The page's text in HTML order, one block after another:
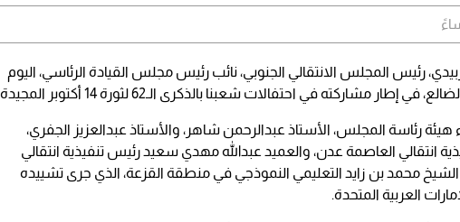
رئيس المجلس الانتقالي الجنوبي، نائب رئيس مجلس القيادة الرئاسي، اليوم
مشاركته في احتفالات شعبنا بالذكرى الـ62 لثورة 14 أكتوبر المجيدة.
هيئة رئاسة المجلس، الأستاذ عبدالرحمن شاهر، والأستاذ عبدالعزيز الجفري،
انتقالي العاصمة عدن، والعميد عبدالله مهدي سعيد رئيس تنفيذية انتقالي
الشيخ محمد بن زايد التعليمي النموذجي في منطقة القزعة، الذي جرى تشييده
العربية المتحدة.